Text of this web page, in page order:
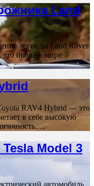
Land
легенды Land Rover
это икона в мире
RAV4 Hybrid — это
в себе высокую
Model 3
автомобиль